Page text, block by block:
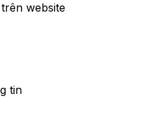
website
tin